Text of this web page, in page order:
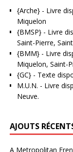
{Arche} - Livre
Miquelon
{BMSP} - Livre
Saint-Pierre,
{BMM} - Livre
Miquelon, Saint-
{GC} - Texte
M.U.N. - Livre
Neuve.
AJOUTS
A Metropolitan